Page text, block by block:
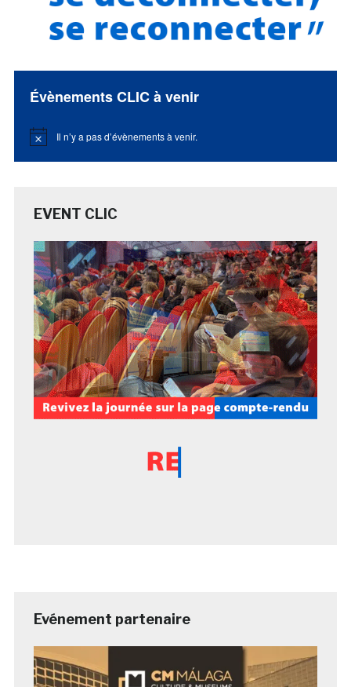
Évènements CLIC à venir
Notice Il n’y a pas d’évènements à venir.
EVENT CLIC
Evénement partenaire